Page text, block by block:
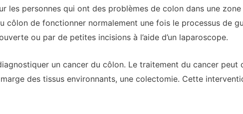
les personnes qui ont des problèmes de colon dans une zone
côlon de fonctionner normalement une fois le processus de
ou par de petites incisions à l’aide d’un laparoscope.
un cancer du côlon. Le traitement du cancer peut
marge des tissus environnants, une colectomie. Cette